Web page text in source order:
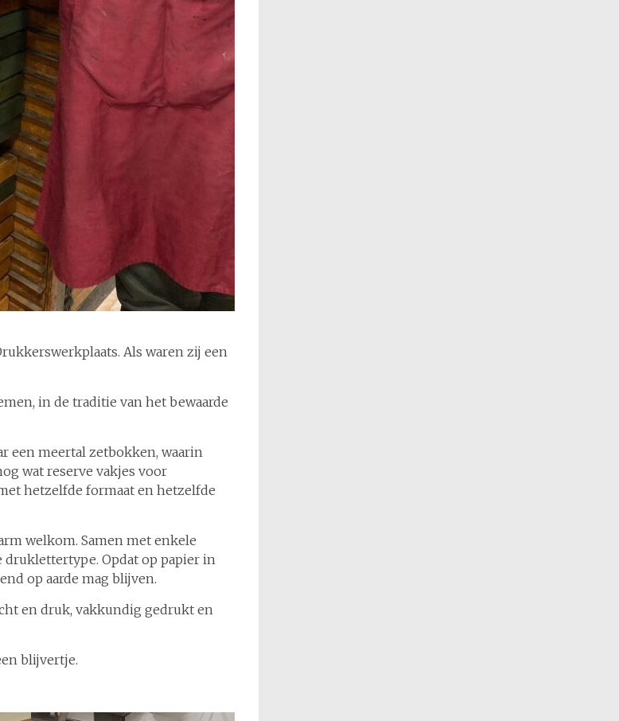
Als waren zij een
in de traditie van het bewaarde
een meertal zetbokken, waarin
wat reserve vakjes voor
hetzelfde formaat en hetzelfde
welkom. Samen met enkele
druklettertype. Opdat op papier in
op aarde mag blijven.
en druk, vakkundig gedrukt en
blijvertje.